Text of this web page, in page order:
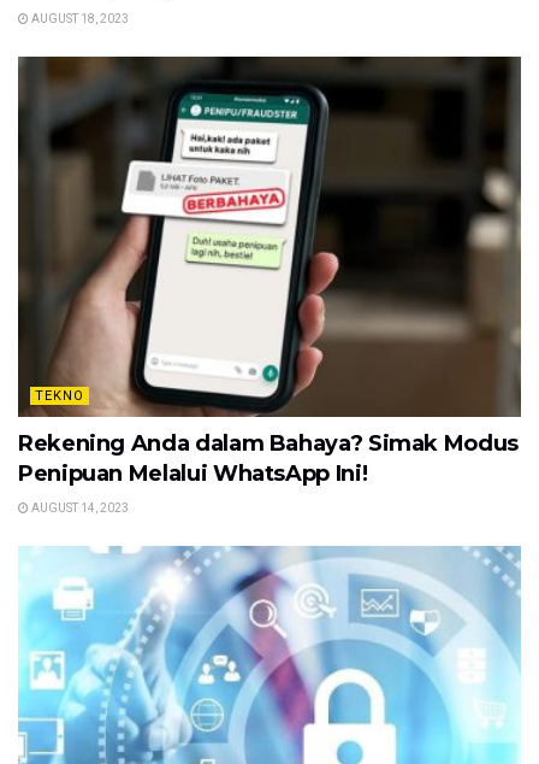
AUGUST 18, 2023
TEKNO
Rekening Anda dalam Bahaya? Simak Modus
Penipuan Melalui WhatsApp Ini!
AUGUST 14, 2023